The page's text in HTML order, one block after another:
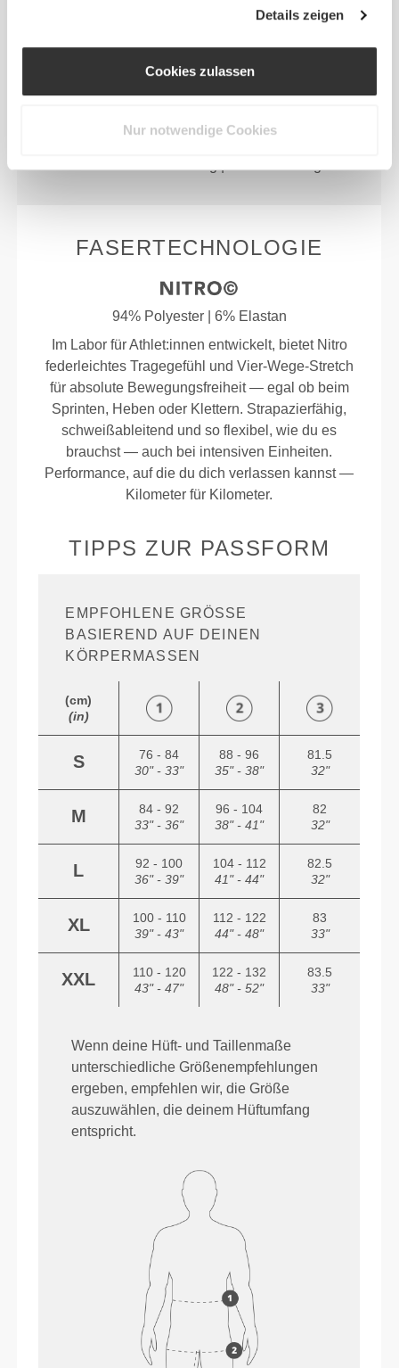
Details zeigen
Cookies zulassen
Nur notwendige Cookies
FASERTECHNOLOGIE
94% Polyester | 6% Elastan
Im Labor für Athlet:innen entwickelt, bietet Nitro
federleichtes Tragegefühl und Vier-Wege-Stretch
für absolute Bewegungsfreiheit — egal ob beim
Sprinten, Heben oder Klettern. Strapazierfähig,
schweißableitend und so flexibel, wie du es
brauchst — auch bei intensiven Einheiten.
Performance, auf die du dich verlassen kannst —
Kilometer für Kilometer.
TIPPS ZUR PASSFORM
EMPFOHLENE GRÖSSE B
ASIEREND AUF DEINEN K
ÖRPERMASSEN
(cm)
(in)
S
76 - 84
30" - 33"
88 - 96
35" - 38"
81.5
32"
M
84 - 92
33" - 36"
96 - 104
38" - 41"
82
32"
L
92 - 100
36" - 39"
104 - 112
41" - 44"
82.5
32"
XL
100 - 110
39" - 43"
112 - 122
44" - 48"
83
33"
XXL
110 - 120
43" - 47"
122 - 132
48" - 52"
83.5
33"
Wenn deine Hüft- und Taillenmaße
unterschiedliche Größenempfehlungen
ergeben, empfehlen wir, die Größe
auszuwählen, die deinem Hüftumfang
entspricht.